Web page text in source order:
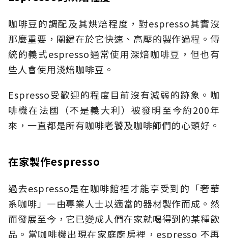
咖啡豆的調配及其烘焙程度，對espresso其實沒
那麼重要，關鍵在於它快速、高壓的製作過程。傳
統的義式espresso通常使用深焙咖啡豆，但也有
些人會使用淺焙咖啡豆。
Espresso受歡迎的程度目前沒有減弱的跡象。咖
啡機在法國（不是義大利）被發明至今約200年
來，一直都是所有咖啡老饕及咖啡師們的心頭好。
在家製作espresso
過去espresso是在咖啡館裡才能享受到的「奢華
系咖啡」—由專業人士以適當的器材製作而成。然
而發展至今，它已變成人們在家就喝得到的某種飲
品。當咖啡機出現在家庭廚房裡，espresso 不再